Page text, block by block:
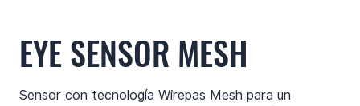
EYE SENSOR MESH
Sensor con tecnología Wirepas Mesh para un